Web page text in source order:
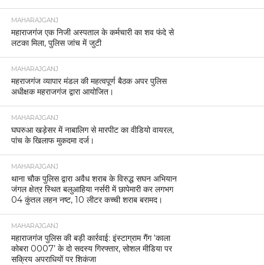
MAHARAJGANJ
महाराजगंज एक निजी अस्पताल के कर्मचारी का शव फंदे से
लटका मिला, पुलिस जांच में जुटी
MAHARAJGANJ
महराजगंज व्यापार मंडल की महत्वपूर्ण बैठक अपर पुलिस
अधीक्षक महराजगंज द्वारा आयोजित।
MAHARAJGANJ
घघरुआ खड़ेसर में नाबालिग से मारपीट का वीडियो वायरल,
पांच के खिलाफ मुकदमा दर्ज।
MAHARAJGANJ
थाना चौक पुलिस द्वारा अवैध शराब के विरुद्ध सघन अभियान
जंगल क्षेत्र स्थित बलुआहिया नर्सरी में छापेमारी कर लगभग
04 कुंतल लहन नष्ट, 10 लीटर कच्ची शराब बरामद।
MAHARAJGANJ
महाराजगंज पुलिस की बड़ी कार्रवाई: इंस्टाग्राम गैंग ‘काला
कोबरा 0007’ के दो सदस्य गिरफ्तार, सोशल मीडिया पर
सक्रिय अपराधियों पर शिकंजा